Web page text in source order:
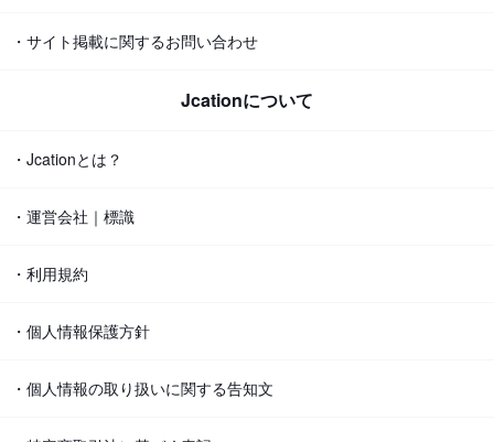
・サイト掲載に関するお問い合わせ
Jcationについて
・Jcationとは？
・運営会社｜標識
・利用規約
・個人情報保護方針
・個人情報の取り扱いに関する告知文